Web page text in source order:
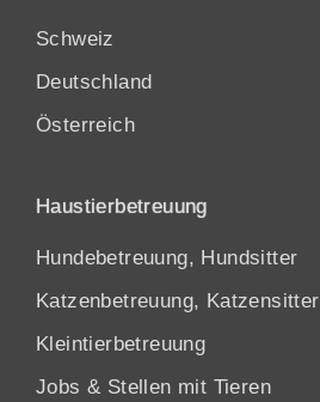
Schweiz
Deutschland
Österreich
Haustierbetreuung
Hundebetreuung, Hundsitter
Katzenbetreuung, Katzensitter
Kleintierbetreuung
Jobs & Stellen mit Tieren